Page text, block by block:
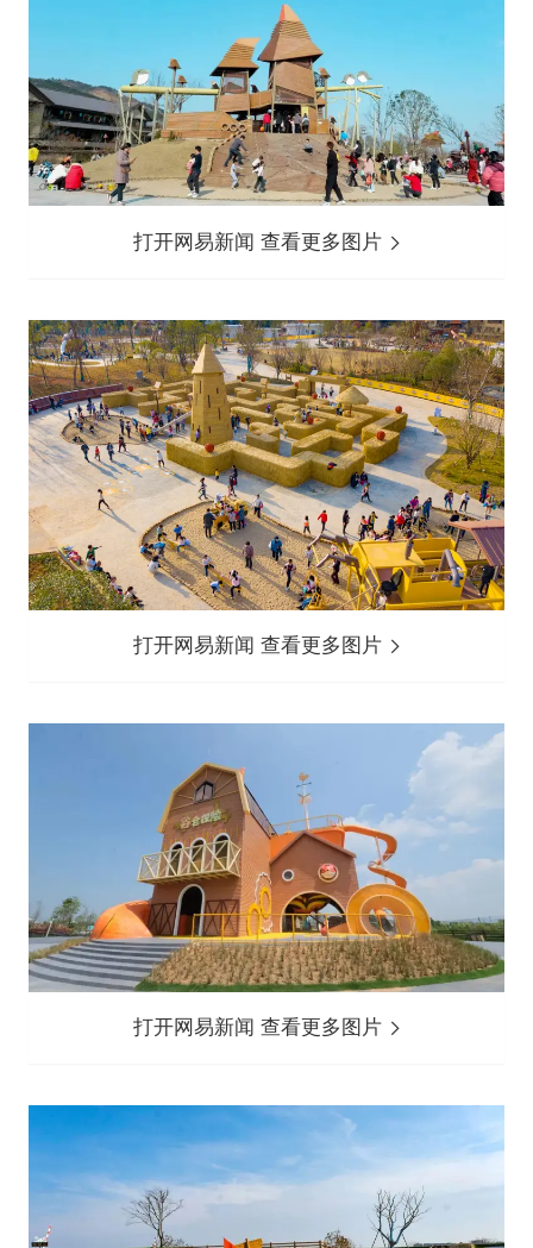
打开网易新闻 查看更多图片
打开网易新闻 查看更多图片
打开网易新闻 查看更多图片